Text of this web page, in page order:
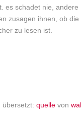
es schadet nie, andere
zusagen ihnen, ob
zu lesen ist.
übersetzt: quelle von